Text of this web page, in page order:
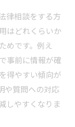
律相談をする方
はどれくらいか
めです。例え
事前に情報が確
得やすい傾向が
や質問への対応
しやすくなりま